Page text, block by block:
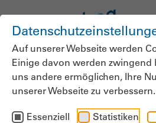
Auf unserer Webseite werden
Einige davon werden
uns andere ermöglichen, Ihre
unserer Webseite zu verbessern.
Essenziell Statistiken
Mitgliedsnummer /